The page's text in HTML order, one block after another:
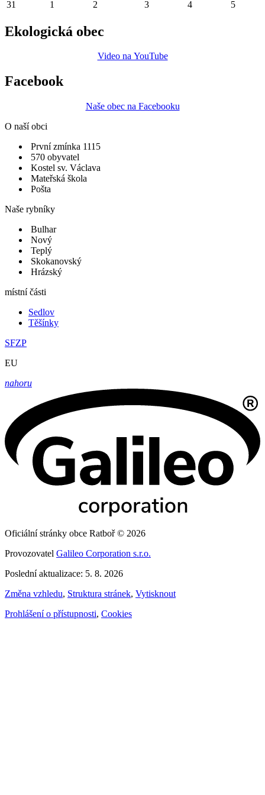
31 1 2 3 4 5
Ekologická obec
Video na YouTube
Facebook
Naše obec na Facebooku
O naší obci
První zmínka 1115
570 obyvatel
Kostel sv. Václava
Mateřská škola
Pošta
Naše rybníky
Bulhar
Nový
Teplý
Skokanovský
Hrázský
místní části
Sedlov
Těšínky
SFZP
EU
nahoru
Oficiální stránky obce Ratboř © 2026
Provozovatel Galileo Corporation s.r.o.
Poslední aktualizace: 5. 8. 2026
Změna vzhledu, Struktura stránek, Vytisknout
Prohlášení o přístupnosti, Cookies